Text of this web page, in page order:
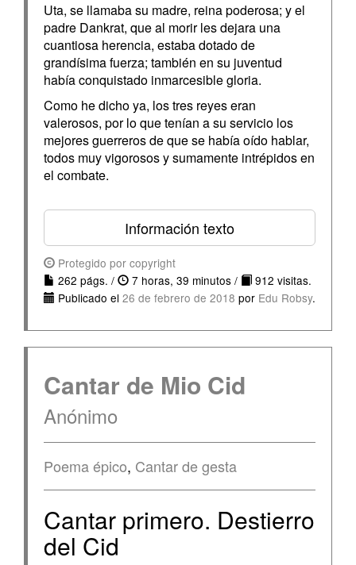
Uta, se llamaba su madre, reina poderosa; y el
padre Dankrat, que al morir les dejara una
cuantiosa herencia, estaba dotado de
grandísima fuerza; también en su juventud
había conquistado inmarcesible gloria.
Como he dicho ya, los tres reyes eran
valerosos, por lo que tenían a su servicio los
mejores guerreros de que se había oído hablar,
todos muy vigorosos y sumamente intrépidos en
el combate.
Información texto
Protegido por copyright
262 págs. /
7 horas, 39 minutos /
912 visitas.
Publicado el 26 de febrero de 2018 por Edu Robsy.
Cantar de Mio Cid
Anónimo
Poema épico, Cantar de gesta
Cantar primero. Destierro
del Cid